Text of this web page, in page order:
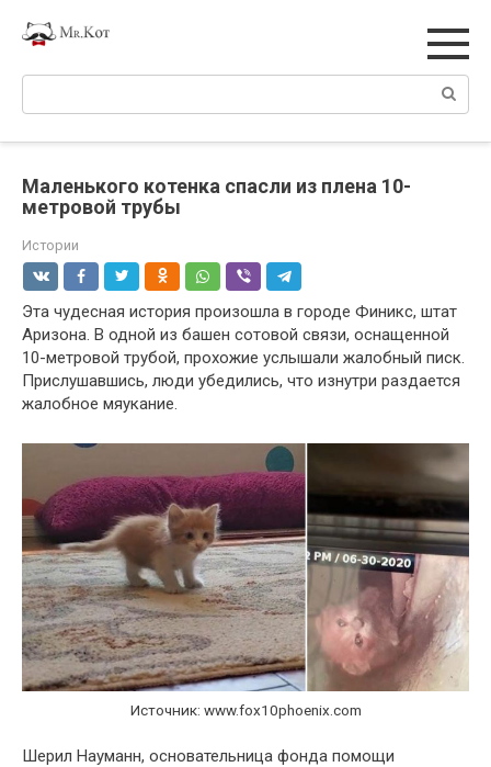
Поиск:
Маленького котенка спасли из плена 10-
метровой трубы
Истории
Эта чудесная история произошла в городе Финикс, штат
Аризона. В одной из башен сотовой связи, оснащенной
10-метровой трубой, прохожие услышали жалобный писк.
Прислушавшись, люди убедились, что изнутри раздается
жалобное мяукание.
Источник: www.fox10phoenix.com
Шерил Науманн, основательница фонда помощи